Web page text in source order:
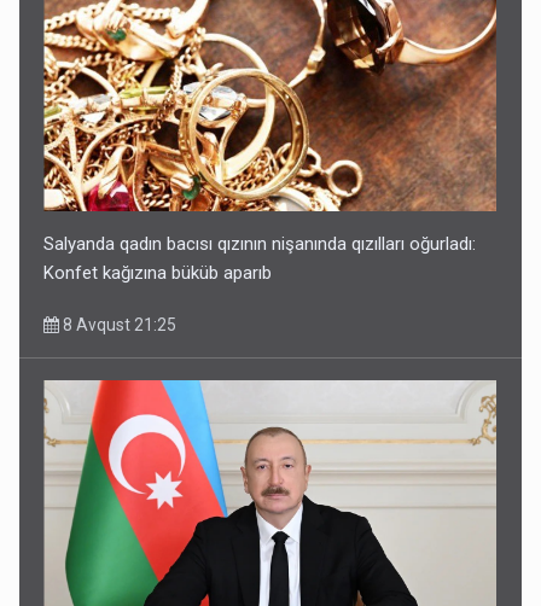
Salyanda qadın bacısı qızının nişanında qızılları oğurladı:
Konfet kağızına büküb aparıb
8 Avqust 21:25